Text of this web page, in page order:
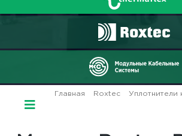
Главная Roxtec/ Уплотнители